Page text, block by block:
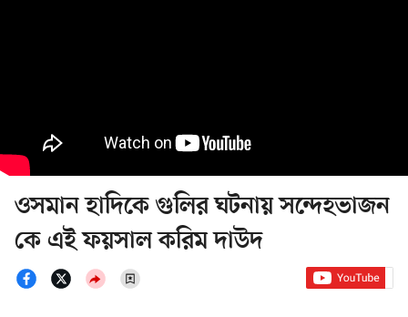
ওসমান হাদিকে গুলির ঘটনায় সন্দেহভাজন
কে এই ফয়সাল করিম দাউদ